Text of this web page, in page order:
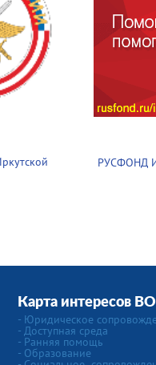
РУСФОНД
Карта интересов
- Юридическое
- Доступная среда
- Ранняя помощь
- Образование